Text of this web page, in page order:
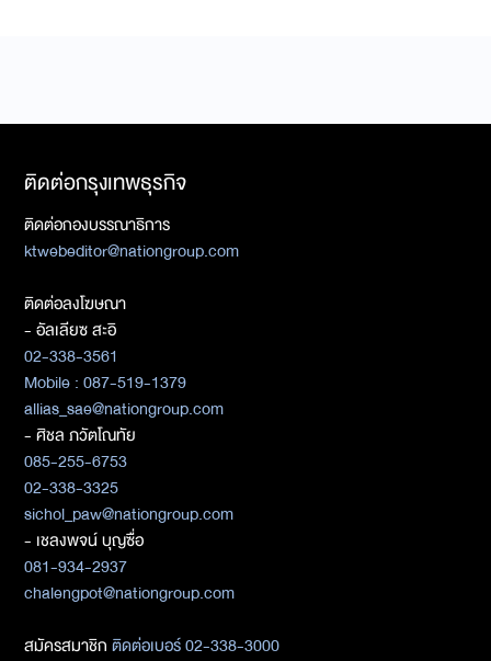
ติดต่อกรุงเทพธุรกิจ
ติดต่อกองบรรณาธิการ
ktwebeditor@nationgroup.com
ติดต่อลงโฆษณา
- อัลเลียซ สะอิ
02-338-3561
Mobile : 087-519-1379
allias_sae@nationgroup.com
- ศิชล ภวัตโณทัย
085-255-6753
02-338-3325
sichol_paw@nationgroup.com
- เชลงพจน์ บุญซื่อ
081-934-2937
chalengpot@nationgroup.com
สมัครสมาชิกติดต่อเบอร์ 02-338-3000